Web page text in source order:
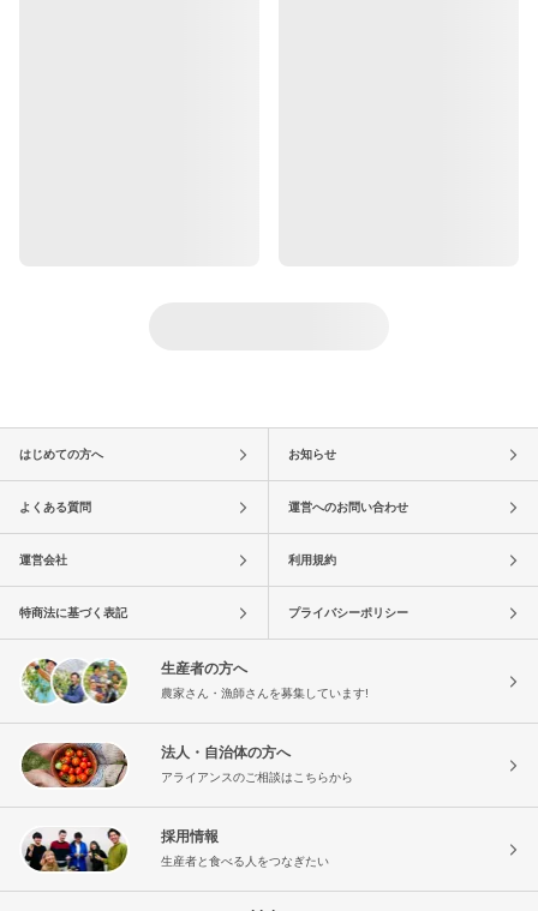
はじめての方へ お知らせ
よくある質問 運営へのお問い合わせ
運営会社 利用規約
特商法に基づく表記 プライバシーポリシー
生産者の方へ
農家さん・漁師さんを募集しています!
法人・自治体の方へ
アライアンスのご相談はこちらから
採用情報
生産者と食べる人をつなぎたい